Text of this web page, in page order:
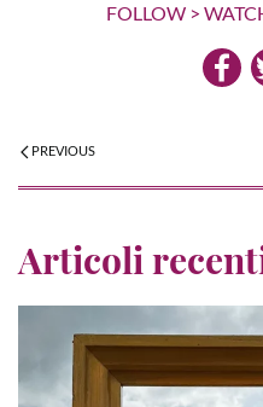
FOLLOW >
PREVIOUS
Articoli